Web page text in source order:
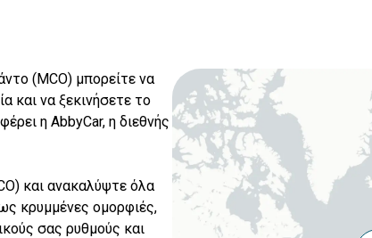
(MCO) μπορείτε να
και να ξεκινήσετε το
η AbbyCar, η διεθνής
και ανακαλύψτε όλα
κρυμμένες ομορφιές,
σας ρυθμούς και